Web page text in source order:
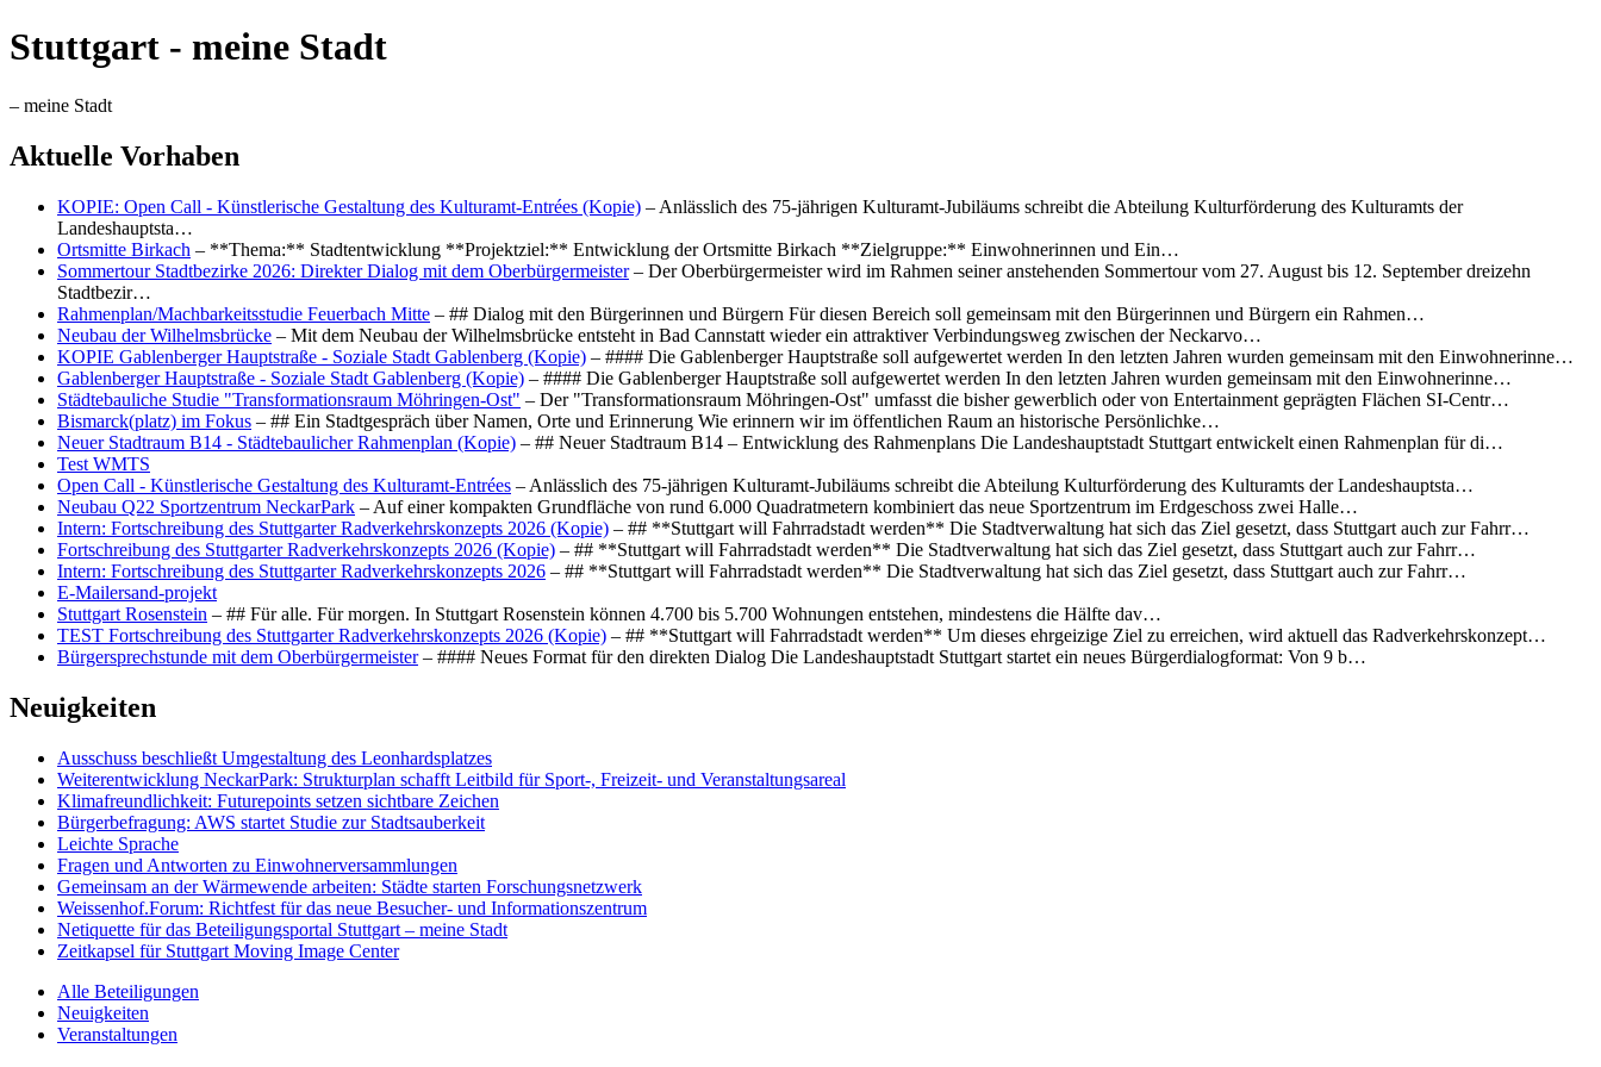
Stuttgart - meine Stadt
– meine Stadt
Aktuelle Vorhaben
KOPIE: Open Call - Künstlerische Gestaltung des Kulturamt-Entrées (Kopie) – Anlässlich des 75-jährigen Kulturamt-Jubiläums schreibt die Abteilung Kulturförderung des Kulturamts der
Landeshauptsta…
Ortsmitte Birkach – **Thema:** Stadtentwicklung **Projektziel:** Entwicklung der Ortsmitte Birkach **Zielgruppe:** Einwohnerinnen und Ein…
Sommertour Stadtbezirke 2026: Direkter Dialog mit dem Oberbürgermeister– Der Oberbürgermeister wird im Rahmen seiner anstehenden Sommertour vom 27. August bis 12. September dreizehn
Stadtbezir…
Rahmenplan/Machbarkeitsstudie Feuerbach Mitte – ## Dialog mit den Bürgerinnen und Bürgern Für diesen Bereich soll gemeinsam mit den Bürgerinnen und Bürgern ein Rahmen…
Neubau der Wilhelmsbrücke – Mit dem Neubau der Wilhelmsbrücke entsteht in Bad Cannstatt wieder ein attraktiver Verbindungsweg zwischen der Neckarvo…
KOPIE Gablenberger Hauptstraße - Soziale Stadt Gablenberg (Kopie) – #### Die Gablenberger Hauptstraße soll aufgewertet werden In den letzten Jahren wurden gemeinsam mit den Einwohnerinne…
Gablenberger Hauptstraße - Soziale Stadt Gablenberg (Kopie) – #### Die Gablenberger Hauptstraße soll aufgewertet werden In den letzten Jahren wurden gemeinsam mit den Einwohnerinne…
Städtebauliche Studie "Transformationsraum Möhringen-Ost" – Der "Transformationsraum Möhringen-Ost" umfasst die bisher gewerblich oder von Entertainment geprägten Flächen SI-Centr…
Bismarck(platz) im Fokus – ## Ein Stadtgespräch über Namen, Orte und Erinnerung Wie erinnern wir im öffentlichen Raum an historische Persönlichke…
Neuer Stadtraum B14 - Städtebaulicher Rahmenplan (Kopie) – ## Neuer Stadtraum B14 – Entwicklung des Rahmenplans Die Landeshauptstadt Stuttgart entwickelt einen Rahmenplan für di…
Test WMTS
Open Call - Künstlerische Gestaltung des Kulturamt-Entrées – Anlässlich des 75-jährigen Kulturamt-Jubiläums schreibt die Abteilung Kulturförderung des Kulturamts der Landeshauptsta…
Neubau Q22 Sportzentrum NeckarPark – Auf einer kompakten Grundfläche von rund 6.000 Quadratmetern kombiniert das neue Sportzentrum im Erdgeschoss zwei Halle…
Intern: Fortschreibung des Stuttgarter Radverkehrskonzepts 2026 (Kopie) – ## **Stuttgart will Fahrradstadt werden** Die Stadtverwaltung hat sich das Ziel gesetzt, dass Stuttgart auch zur Fahrr…
Fortschreibung des Stuttgarter Radverkehrskonzepts 2026 (Kopie) – ## **Stuttgart will Fahrradstadt werden** Die Stadtverwaltung hat sich das Ziel gesetzt, dass Stuttgart auch zur Fahrr…
Intern: Fortschreibung des Stuttgarter Radverkehrskonzepts 2026 – ## **Stuttgart will Fahrradstadt werden** Die Stadtverwaltung hat sich das Ziel gesetzt, dass Stuttgart auch zur Fahrr…
E-Mailersand-projekt
Stuttgart Rosenstein – ## Für alle. Für morgen. In Stuttgart Rosenstein können 4.700 bis 5.700 Wohnungen entstehen, mindestens die Hälfte dav…
TEST Fortschreibung des Stuttgarter Radverkehrskonzepts 2026 (Kopie) – ## **Stuttgart will Fahrradstadt werden** Um dieses ehrgeizige Ziel zu erreichen, wird aktuell das Radverkehrskonzept…
Bürgersprechstunde mit dem Oberbürgermeister– #### Neues Format für den direkten Dialog Die Landeshauptstadt Stuttgart startet ein neues Bürgerdialogformat: Von 9 b…
Neuigkeiten
Ausschuss beschließt Umgestaltung des Leonhards­platzes
Weiterentwicklung NeckarPark: Strukturplan schafft Leitbild für Sport-, Freizeit- und Veranstaltungsareal
Klimafreundlichkeit: Futurepoints setzen sichtbare Zeichen
Bürgerbefragung: AWS startet Studie zur Stadtsauberkeit
Leichte Sprache
Fragen und Antworten zu Einwohnerversammlungen
Gemeinsam an der Wärmewende arbeiten: Städte starten Forschungsnetzwerk
Weissenhof.Forum: Richtfest für das neue Besucher- und Informationszentrum
Netiquette für das Beteiligungsportal Stuttgart – meine Stadt
Zeitkapsel für Stuttgart Moving Image Center
Alle Beteiligungen
Neuigkeiten
Veranstaltungen